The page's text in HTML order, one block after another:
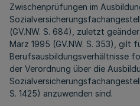
Zwischenprüfungen im
(GV.NW. S. 684), zuletzt
März 1995 (GV.NW. S. 353), gilt
Berufsausbildungsverhältnisse
der Verordnung über die
S. 1425) anzuwenden sind.